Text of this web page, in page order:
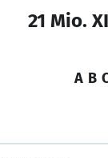
21 Mio.
A B